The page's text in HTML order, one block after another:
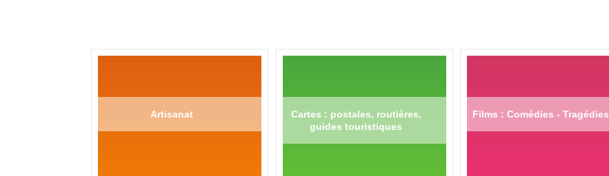
Artisanat
Cartes : postales, routières,
guides touristiques
Films : Comédies - Tragédies